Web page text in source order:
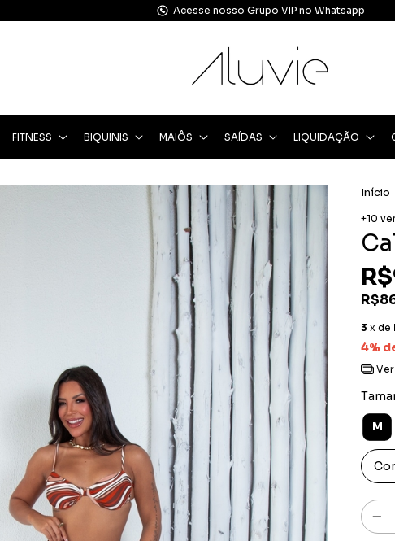
Tenha acesso às nossas Mídias pelo Telegram
FITNESS BIQUINIS MAIÔS SAÍDAS LIQUIDAÇÃO
Início
+10
3 x de
4%
Ver
M